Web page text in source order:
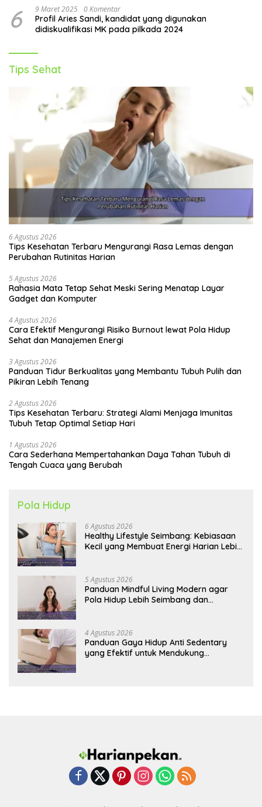
6 9 Maret 2025 0 Komentar
Profil Aries Sandi, kandidat yang digunakan
didiskualifikasi MK pada pilkada 2024
Tips Sehat
6 Agustus 2026
Tips Kesehatan Terbaru Mengurangi Rasa Lemas dengan
Perubahan Rutinitas Harian
5 Agustus 2026
Rahasia Mata Tetap Sehat Meski Sering Menatap Layar
Gadget dan Komputer
4 Agustus 2026
Cara Efektif Mengurangi Risiko Burnout lewat Pola Hidup
Sehat dan Manajemen Energi
3 Agustus 2026
Panduan Tidur Berkualitas yang Membantu Tubuh Pulih dan
Pikiran Lebih Tenang
2 Agustus 2026
Tips Kesehatan Terbaru: Strategi Alami Menjaga Imunitas
Tubuh Tetap Optimal Setiap Hari
1 Agustus 2026
Cara Sederhana Mempertahankan Daya Tahan Tubuh di
Tengah Cuaca yang Berubah
Pola Hidup
6 Agustus 2026
Healthy Lifestyle Seimbang: Kebiasaan
Kecil yang Membuat Energi Harian Lebih
5 Agustus 2026
Panduan Mindful Living Modern agar
Pola Hidup Lebih Seimbang dan
4 Agustus 2026
Panduan Gaya Hidup Anti Sedentary
yang Efektif untuk Mendukung